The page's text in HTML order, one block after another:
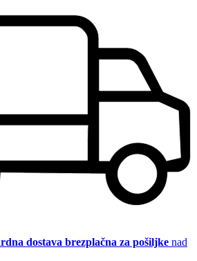
dostava brezplačna za pošiljke nad